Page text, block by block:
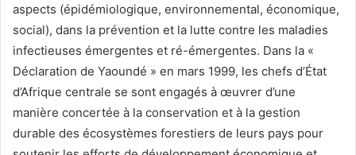
aspects (épidémiologique, environnemental, économique,
social), dans la prévention et la lutte contre les maladies
infectieuses émergentes et ré-émergentes. Dans la «
Déclaration de Yaoundé » en mars 1999, les chefs d’État
d’Afrique centrale se sont engagés à œuvrer d’une
manière concertée à la conservation et à la gestion
durable des écosystèmes forestiers de leurs pays pour